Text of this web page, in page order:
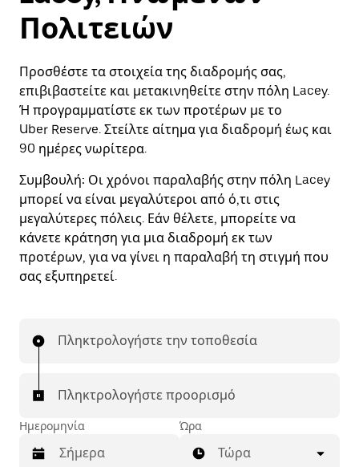
Πολιτειών
Προσθέστε τα στοιχεία της διαδρομής σας,
επιβιβαστείτε και μετακινηθείτε στην πόλη Lacey.
Ή προγραμματίστε εκ των προτέρων με το
Uber Reserve. Στείλτε αίτημα για διαδρομή έως και
90 ημέρες νωρίτερα.
Συμβουλή: Οι χρόνοι παραλαβής στην πόλη Lacey
μπορεί να είναι μεγαλύτεροι από ό,τι στις
μεγαλύτερες πόλεις. Εάν θέλετε, μπορείτε να
κάνετε κράτηση για μια διαδρομή εκ των
προτέρων, για να γίνει η παραλαβή τη στιγμή που
σας εξυπηρετεί.
Πληκτρολογήστε την τοποθεσία
Πληκτρολογήστε προορισμό
Ημερομηνία Ώρα
Τώρα